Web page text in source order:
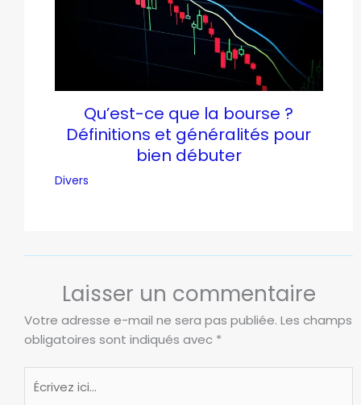
Qu’est-ce que la bourse ?
Définitions et généralités pour
bien débuter
Divers
Laisser un commentaire
Votre adresse e-mail ne sera pas publiée. Les champs
obligatoires sont indiqués avec *
ici…